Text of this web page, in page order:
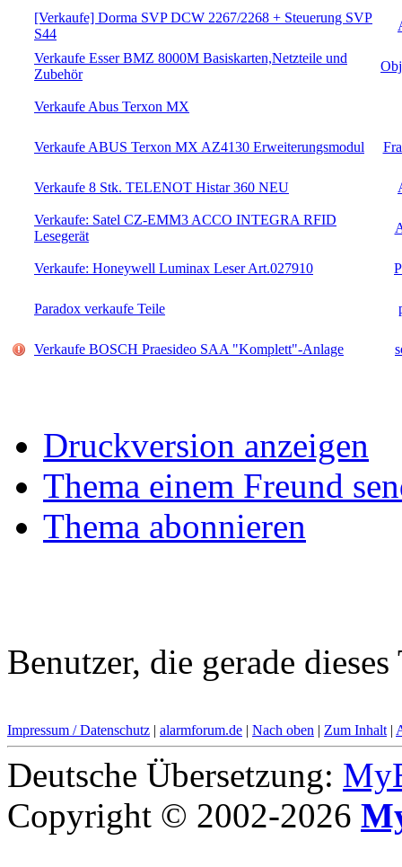
[Verkaufe] Dorma SVP DCW 2267/2268 + Steuerung SVP
S44
Verkaufe Esser BMZ 8000M Basiskarten,Netzteile und
Zubehör
Verkaufe Abus Terxon MX
Verkaufe ABUS Terxon MX AZ4130 Erweiterungsmodul
Verkaufe 8 Stk. TELENOT Histar 360 NEU
Verkaufe: Satel CZ-EMM3 ACCO INTEGRA RFID
Lesegerät
Verkaufe: Honeywell Luminax Leser Art.027910
Paradox verkaufe Teile
Verkaufe BOSCH Praesideo SAA "Komplett"-Anlage
Druckversion anzeigen
Thema einem Freund
Thema abonnieren
Benutzer, die gerade
Impressum / Datenschutz | alarmforum.de | Nach oben | Zum Inhalt |
Deutsche Übersetzung:
Copyright © 2002-2026